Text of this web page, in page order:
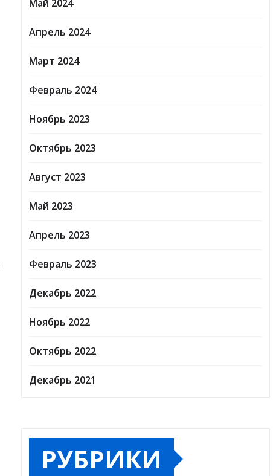
Май 2024
Апрель 2024
Март 2024
Февраль 2024
Ноябрь 2023
Октябрь 2023
Август 2023
Май 2023
Апрель 2023
Февраль 2023
Декабрь 2022
Ноябрь 2022
Октябрь 2022
Декабрь 2021
РУБРИКИ